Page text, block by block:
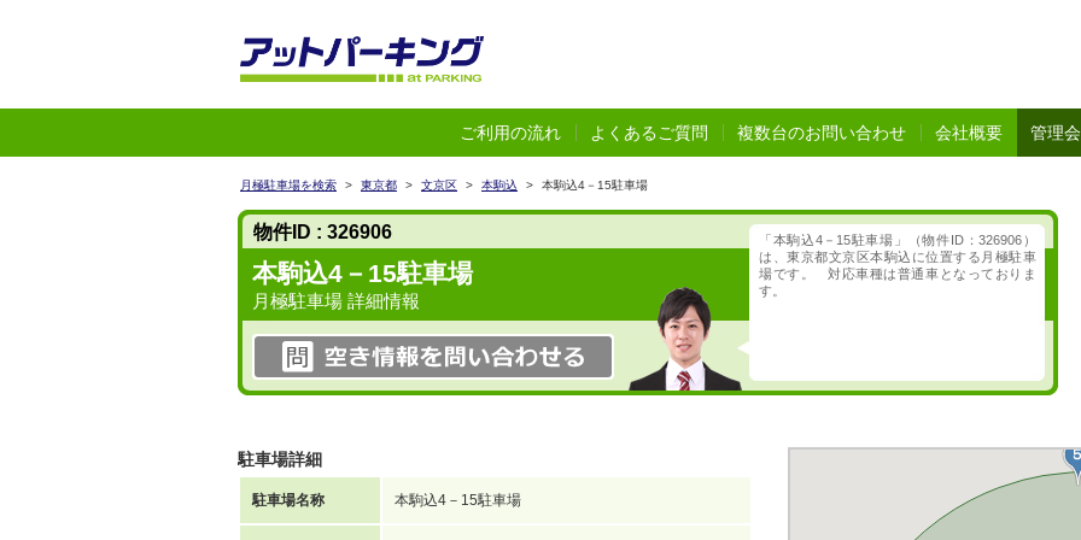
ご利用の流れ よくあるご質問 複数台のお問い合わせ 会社概要 管理
月極駐車場を検索 > 東京都 > 文京区 > 本駒込 > 本駒込4－15駐車場
物件ID : 326906
本駒込4－15駐車場
月極駐車場 詳細情報
「本駒込4－15駐車場」（物件ID：326906）
は、東京都文京区本駒込に位置する月極駐車
場です。 対応車種は普通車となっておりま
す。
駐車場詳細
駐車場名称 本駒込4－15駐車場